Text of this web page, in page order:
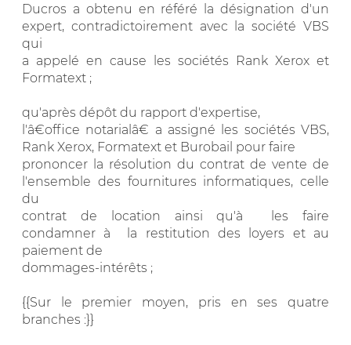
Ducros a obtenu en référé la désignation d'un
expert, contradictoirement avec la société VBS
qui
a appelé en cause les sociétés Rank Xerox et
Formatext ;
qu'après dépôt du rapport d'expertise,
l'â€office notarialâ€ a assigné les sociétés VBS,
Rank Xerox, Formatext et Burobail pour faire
prononcer la résolution du contrat de vente de
l'ensemble des fournitures informatiques, celle
du
contrat de location ainsi qu'à les faire
condamner à la restitution des loyers et au
paiement de
dommages-intérêts ;
{{Sur le premier moyen, pris en ses quatre
branches :}}